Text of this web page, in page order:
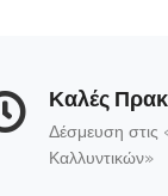
Καλές
Δέσμευση στις
Καλλυντικών»